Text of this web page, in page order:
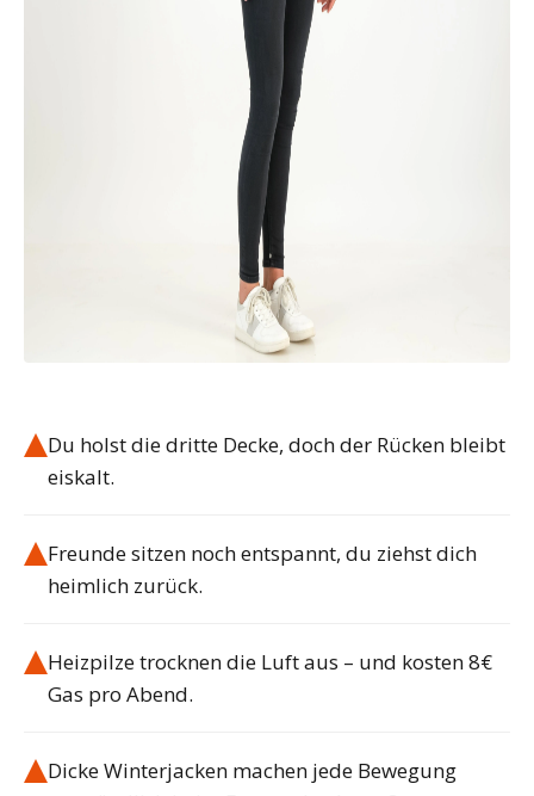
Du holst die dritte Decke, doch der Rücken bleibt
eiskalt.
Freunde sitzen noch entspannt, du ziehst dich
heimlich zurück.
Heizpilze trocknen die Luft aus – und kosten 8€
Gas pro Abend.
Dicke Winterjacken machen jede Bewegung